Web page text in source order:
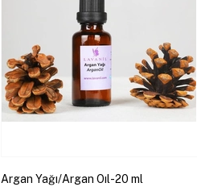
Argan Yağı/Argan Oıl-20 ml